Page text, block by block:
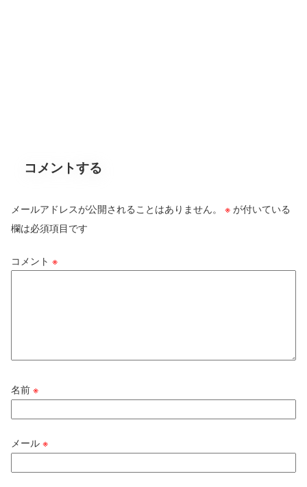
コメントする
メールアドレスが公開されることはありません。 ※が付いている
欄は必須項目です
コメント ※
名前※
メール※